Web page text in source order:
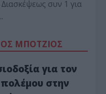
συν 1 για
ΜΠΟΤΖΙΟΣ
για τον
στην